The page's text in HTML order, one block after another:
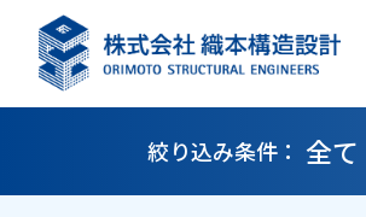
絞り込み条件： 全て